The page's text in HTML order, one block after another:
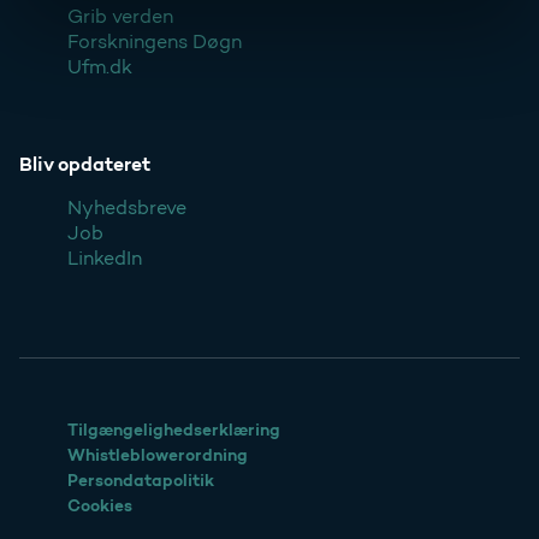
Grib verden
Forskningens Døgn
Ufm.dk
Bliv opdateret
Nyhedsbreve
Job
LinkedIn
Tilgængelighedserklæring
Whistleblowerordning
Persondatapolitik
Cookies